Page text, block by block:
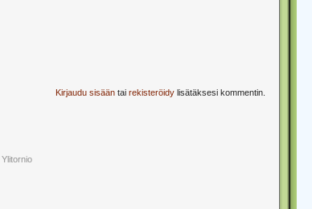
Kirjaudu sisään tai rekisteröidy lisätäksesi kommentin.
Ylitornio